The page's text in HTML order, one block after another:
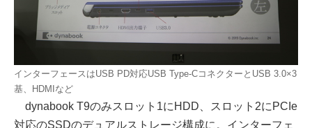
インターフェースはUSB PD対応USB Type-CコネクターとUSB 3.0×3
基、HDMIなど
dynabook T9のみスロット1にHDD、スロット2にPCIe
対応のSSDのデュアルストレージ構成に。インターフェ